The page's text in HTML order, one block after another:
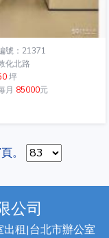
號：21371
化北路
坪
月 85000元
。
公司
租|台北市辦公室